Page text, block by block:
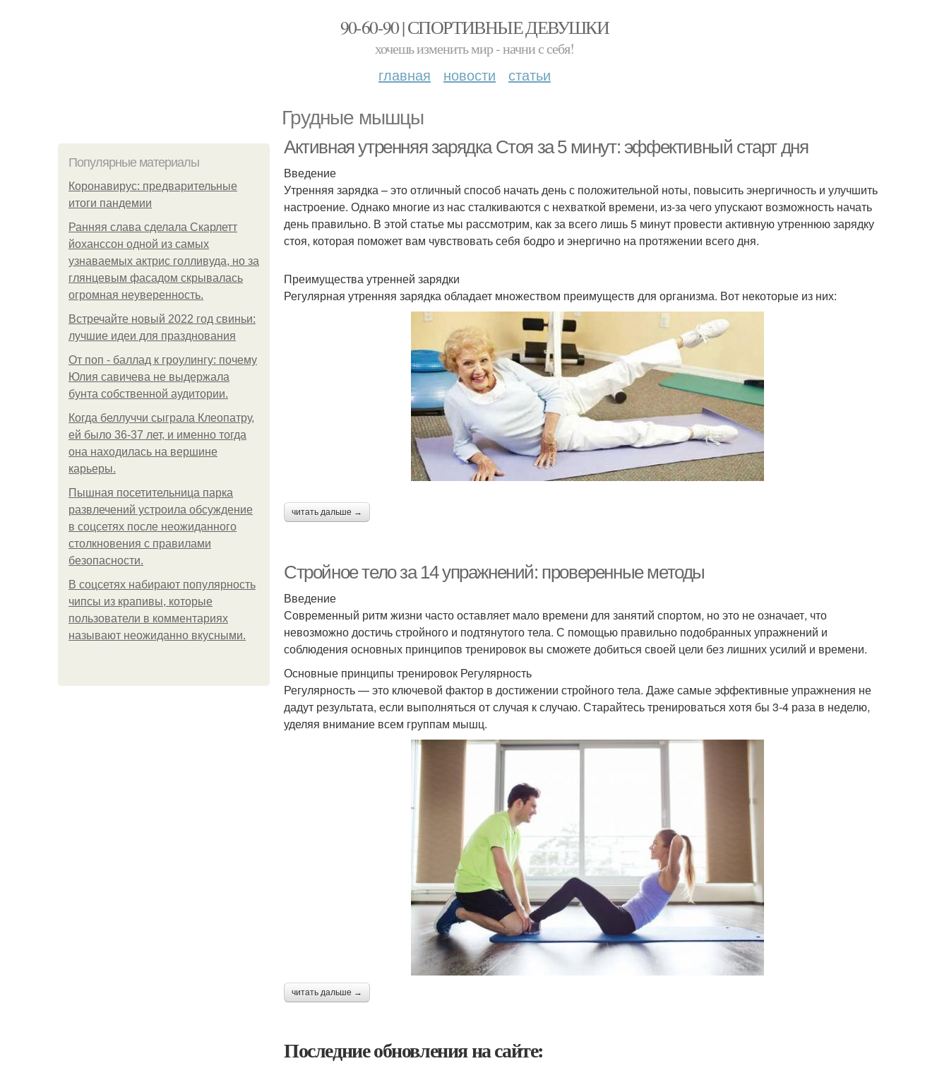
90-60-90 | СПОРТИВНЫЕ ДЕВУШКИ
хочешь изменить мир - начни с себя!
главная новости статьи
Грудные мышцы
Популярные материалы
Коронавирус: предварительные
итоги пандемии
Ранняя слава сделала Скарлетт
йоханссон одной из самых
узнаваемых актрис голливуда, но за
глянцевым фасадом скрывалась
огромная неуверенность.
Встречайте новый 2022 год свиньи:
лучшие идеи для празднования
От поп - баллад к гроулингу: почему
Юлия савичева не выдержала
бунта собственной аудитории.
Когда беллуччи сыграла Клеопатру,
ей было 36-37 лет, и именно тогда
она находилась на вершине
карьеры.
Пышная посетительница парка
развлечений устроила обсуждение
в соцсетях после неожиданного
столкновения с правилами
безопасности.
В соцсетях набирают популярность
чипсы из крапивы, которые
пользователи в комментариях
называют неожиданно вкусными.
Активная утренняя зарядка Стоя за 5 минут: эффективный старт дня
Введение
Утренняя зарядка – это отличный способ начать день с положительной ноты, повысить энергичность и улучшить
настроение. Однако многие из нас сталкиваются с нехваткой времени, из-за чего упускают возможность начать
день правильно. В этой статье мы рассмотрим, как за всего лишь 5 минут провести активную утреннюю зарядку
стоя, которая поможет вам чувствовать себя бодро и энергично на протяжении всего дня.
Преимущества утренней зарядки
Регулярная утренняя зарядка обладает множеством преимуществ для организма. Вот некоторые из них:
читать дальше →
Стройное тело за 14 упражнений: проверенные методы
Введение
Современный ритм жизни часто оставляет мало времени для занятий спортом, но это не означает, что
невозможно достичь стройного и подтянутого тела. С помощью правильно подобранных упражнений и
соблюдения основных принципов тренировок вы сможете добиться своей цели без лишних усилий и времени.
Основные принципы тренировок Регулярность
Регулярность — это ключевой фактор в достижении стройного тела. Даже самые эффективные упражнения не
дадут результата, если выполняться от случая к случаю. Старайтесь тренироваться хотя бы 3-4 раза в неделю,
уделяя внимание всем группам мышц.
читать дальше →
Последние обновления на сайте: